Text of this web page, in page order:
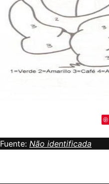
Fuente: Não identificada